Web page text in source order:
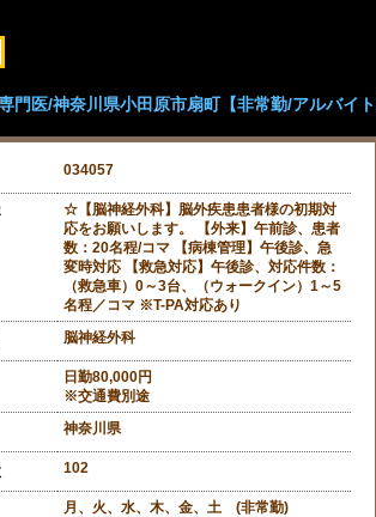
門医/神奈川県小田原市扇町【非常勤/アルバイ
034057
☆【脳神経外科】脳外疾患患者様の初期対
応をお願いします。 【外来】午前診、患者
数：20名程/コマ 【病棟管理】午後診、急
変時対応 【救急対応】午後診、対応件数：
（救急車）0～3台、（ウォークイン）1～5
名程／コマ ※T-PA対応あり
脳神経外科
日勤80,000円
※交通費別途
神奈川県
102
月、火、水、木、金、土 (非常勤)